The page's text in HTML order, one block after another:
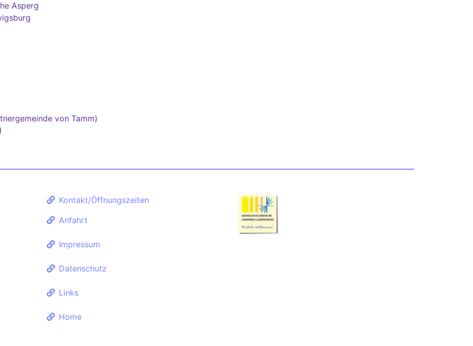
Asperg
von Tamm)
Kontakt/Öffnungszeiten
Anfahrt
Impressum
Datenschutz
Links
Home